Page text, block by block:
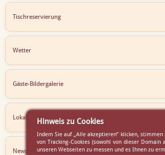
Tischreservierung
Wetter
Gäste-Bildergalerie
Lokal
Newsletter
Hinweis zu Cookies
Indem Sie auf „Alle akzeptieren” klicken,
von Tracking-Cookies (sowohl von dieser
unseren Webseiten zu messen und es Ihnen zu